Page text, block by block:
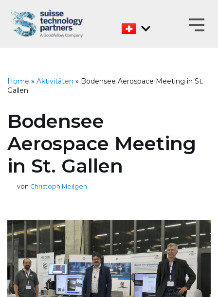
Zum
Inhalt
Home » Aktivitäten » Bodensee Aerospace Meeting in St.
Gallen
Bodensee
Aerospace Meeting
in St. Gallen
von Christoph Meilgen